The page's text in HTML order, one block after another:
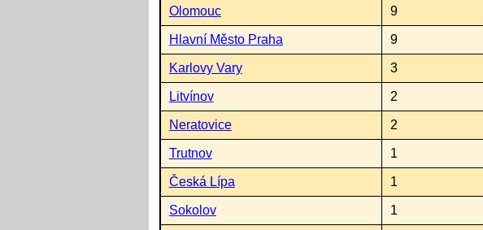
Olomouc 9
Hlavní Město Praha 9
Karlovy Vary 3
Litvínov 2
Neratovice 2
Trutnov 1
Česká Lípa 1
Sokolov 1